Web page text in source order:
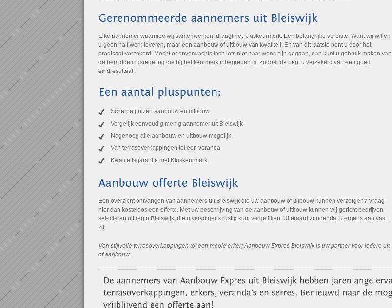
Elke aannemer waarmee wij samenwerken, draagt het Kluskeurmerk. Een belangrijke vereiste. Want wij willen
u geen half werk leveren, maar een aanbouw of uitbouw van kwaliteit. En van dit laatste bent u door het
predicaat verzekerd. Mocht er onverwachts toch iets niet naar wens zijn gegaan, dan kunt u gebruik maken van
de bemiddelingsregeling die bij het keurmerk inbegrepen is. Zodoende bent u verzekerd van een goed
eindresultaat.
Scherpe prijzen aanbouw én uitbouw
Vergelijk eenvoudig menig aannemer uit Bleiswijk
Nagenoeg alle aanbouw en uitbouw mogelijk
Van terrasoverkappingen tot een veranda
Kwaliteitsgarantie met Kluskeurmerk
Een overzicht ontvangen van aannemers uit Bleiswijk die uw aanbouw of uitbouw kunnen verzorgen? Vraag
hier dan kosteloos een offerte. Met uw beschrijving van de aanbouw of uitbouw kunnen wij gericht bedrijven
selecteren uit regio Bleiswijk, die u vervolgens rustig kunt vergelijken. Uiteraard zonder dat u ergens aan vast
zit.
Van stijlvolle terrasoverkappingen tot een mooie erker; Aanbouw Expres Bleiswijk is uw partner voor iedere uit-
of aanbouw.